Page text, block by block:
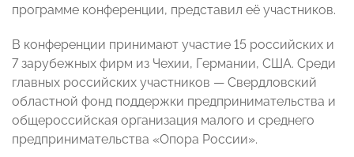
программе конференции, представил её участников.
В конференции принимают участие 15 российских и
7 зарубежных фирм из Чехии, Германии, США. Среди
главных российских участников — Свердловский
областной фонд поддержки предпринимательства и
общероссийская организация малого и среднего
предпринимательства «Опора России».